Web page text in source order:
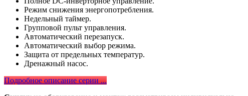
Режим снижения энергопотребления.
Недельный таймер.
Групповой пульт управления.
Автоматический перезапуск.
Автоматический выбор режима.
Защита от предельных температур.
Дренажный насос.
Подробное описание серии ...